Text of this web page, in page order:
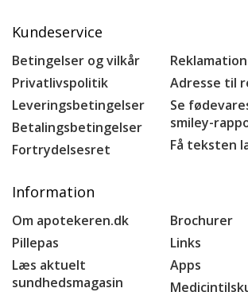
Kundeservice
Betingelser og vilkår
Privatlivspolitik
Leveringsbetingelser
Betalingsbetingelser
Fortrydelsesret
Adresse til
Se
smiley-
Få teksten
Information
Om apotekeren.dk
Pillepas
Læs aktuelt
sundhedsmagasin
Brochurer
Links
Apps